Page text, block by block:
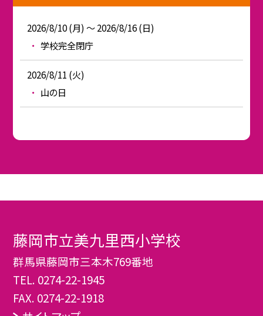
2026/8/10 (月) ～ 2026/8/16 (日)
学校完全閉庁
2026/8/11 (火)
山の日
藤岡市立美九里西小学校
群馬県藤岡市三本木769番地
TEL. 0274-22-1945
FAX. 0274-22-1918